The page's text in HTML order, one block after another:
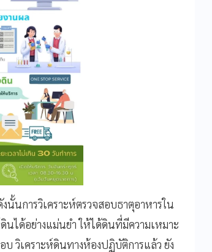
นการวิเคราะห์ตรวจสอบธาตุอาหารใน
นได้อย่างแม่นยำ ให้ได้ดินที่มีความเหมาะ
วิเคราะห์ดินทางห้องปฏิบัติการแล้ว ยัง